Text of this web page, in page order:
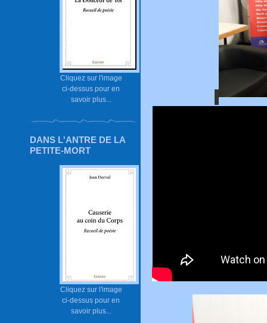
Cliquez sur l'image
ci-dessus pour en
savoir plus...
DANS L'ANTRE DE LA
PETITE-MORT
Cliquez sur l'image
ci-dessus pour en
savoir plus...